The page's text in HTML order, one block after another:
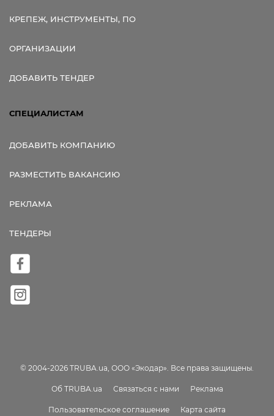
КРЕПЕЖ, ИНСТРУМЕНТЫ, ПО
ОРГАНИЗАЦИИ
ДОБАВИТЬ ТЕНДЕР
СПЕЦИАЛИСТАМ
ДОБАВИТЬ КОМПАНИЮ
РАЗМЕСТИТЬ ВАКАНСИЮ
РЕКЛАМА
ТЕНДЕРЫ
© 2004-2026 TRUBA.ua, ООО «Экодар». Все права защищены.
Об TRUBA.ua Связаться с нами Реклама
Пользовательское соглашение Карта сайта